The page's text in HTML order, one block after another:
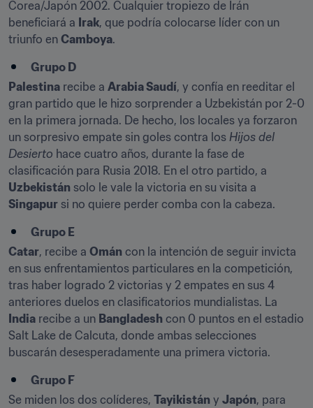
Corea/Japón 2002. Cualquier tropiezo de Irán
beneficiará a Irak, que podría colocarse líder con un
triunfo en Camboya.
Grupo D
Palestina recibe a Arabia Saudí, y confía en reeditar el
gran partido que le hizo sorprender a Uzbekistán por 2-0
en la primera jornada. De hecho, los locales ya forzaron
un sorpresivo empate sin goles contra los Hijos del
Desierto hace cuatro años, durante la fase de
Uzbekistán
Singapur si no quiere perder comba con la cabeza.
Grupo E
Catar, recibe a Omán con la intención de seguir invicta
en sus enfrentamientos particulares en la competición,
tras haber logrado 2 victorias y 2 empates en sus 4
India recibe a un Bangladesh con 0 puntos en el estadio
Salt Lake de Calcuta, donde ambas selecciones
buscarán desesperadamente una primera victoria.
Grupo F
Se miden los dos colíderes, Tayikistán y Japón, para